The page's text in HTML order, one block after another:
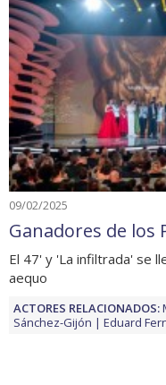
09/02/2025
Ganadores de los
El 47' y 'La infiltrada' se
aequo
ACTORES RELACIONADOS:
Sánchez-Gijón
Eduard